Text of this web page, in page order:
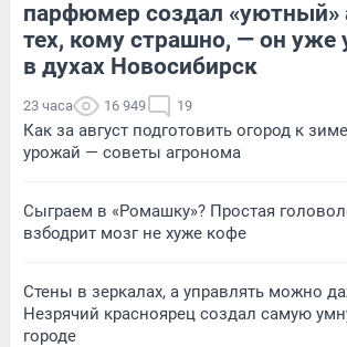
парфюмер создал «уютный»
тех, кому страшно, — он уже
в духах Новосибирск
23 часа 16 949 19
Как за август подготовить огород к
урожай — советы агронома
Сыграем в «Ромашку»? Простая
взбодрит мозг не хуже кофе
Стены в зеркалах, а управлять можно
Незрячий красноярец создал самую
городе